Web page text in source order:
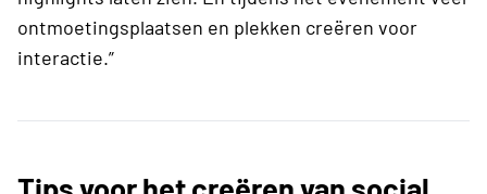
ontmoetingsplaatsen en plekken creëren voor
interactie.”